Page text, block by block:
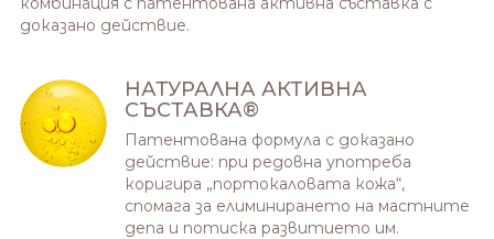
доказано действие.
НАТУРАЛНА АКТИВНА
СЪСТАВКА®
Патентована формула с доказано
действие: при редовна употреба
коригира „портокаловата кожа“,
спомага за елиминирането на мастните
депа и потиска развитието им.